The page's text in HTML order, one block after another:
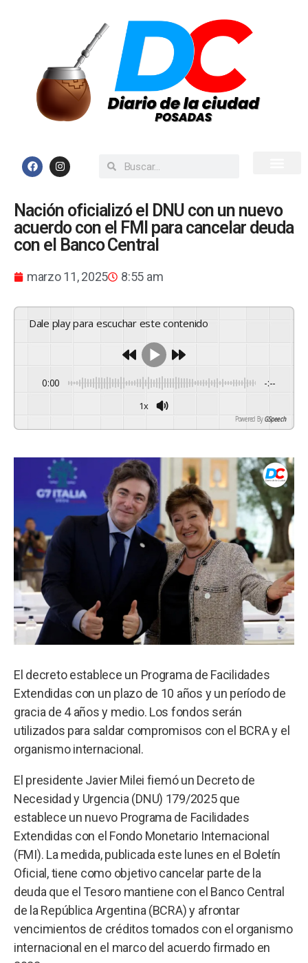
Nación oficializó el DNU con un nuevo
acuerdo con el FMI para cancelar deuda
con el Banco Central
marzo 11, 2025 8:55 am
Dale play para escuchar este contenido
0:00 -:--
1x
Powered By GSpeech
El decreto establece un Programa de Facilidades
Extendidas con un plazo de 10 años y un período de
gracia de 4 años y medio. Los fondos serán
utilizados para saldar compromisos con el BCRA y el
organismo internacional.
El presidente Javier Milei fiemó un Decreto de
Necesidad y Urgencia (DNU) 179/2025 que
establece un nuevo Programa de Facilidades
Extendidas con el Fondo Monetario Internacional
(FMI). La medida, publicada este lunes en el Boletín
Oficial, tiene como objetivo cancelar parte de la
deuda que el Tesoro mantiene con el Banco Central
de la República Argentina (BCRA) y afrontar
vencimientos de créditos tomados con el organismo
internacional en el marco del acuerdo firmado en